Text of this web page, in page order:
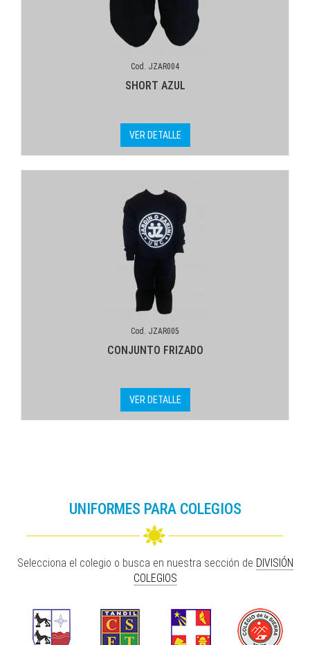
Cod. JZAR004
SHORT AZUL
VER DETALLE
Cod. JZAR005
CONJUNTO FRIZADO
VER DETALLE
UNIFORMES PARA COLEGIOS
Selecciona el colegio o busca en nuestra sección de DIVISIÓN
COLEGIOS